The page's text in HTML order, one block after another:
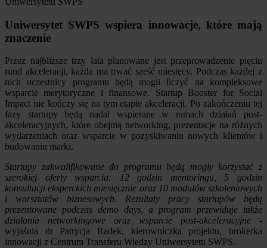
Uniwersytet SWPS wspiera innowacje, które mają
znaczenie
Przez najbliższe trzy lata planowane jest przeprowadzenie pięciu
rund akceleracji, każda ma trwać sześć miesięcy. Podczas każdej z
nich uczestnicy programu będą mogli liczyć na kompleksowe
wsparcie merytoryczne i finansowe. Startup Booster for Social
Impact nie kończy się na tym etapie akceleracji. Po zakończeniu tej
fazy startupy będą nadal wspierane w ramach działań post-
akceleracyjnych, które obejmą networking, prezentacje na różnych
wydarzeniach oraz wsparcie w pozyskiwaniu nowych klientów i
budowaniu marki.
Startupy zakwalifikowane do programu będą mogły korzystać z
szerokiej oferty wsparcia: 12 godzin mentoringu, 5 godzin
konsultacji eksperckich miesięcznie oraz 10 modułów szkoleniowych
i warsztatów biznesowych. Rezultaty pracy startupów będą
prezentowane podczas demo days, a program przewiduje także
działania networkingowe oraz wsparcie post-akceleracyjne -
wyjaśnia dr Patrycja Radek, kierowniczka projektu, brokerka
innowacji z Centrum Transferu Wiedzy Uniwersytetu SWPS.